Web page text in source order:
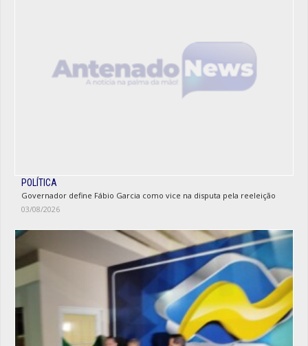
POLÍTICA
Governador define Fábio Garcia como vice na disputa pela reeleição
03/08/2026